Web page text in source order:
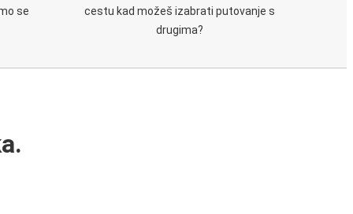
se
cestu kad možeš izabrati putovanje s
drugima?